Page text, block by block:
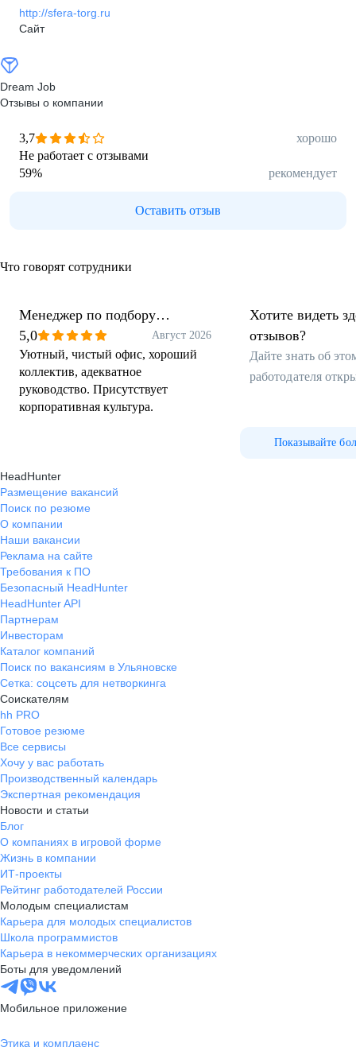
http://sfera-torg.ru
Сайт
Dream Job
Отзывы о компании
3,7
хорошо
Не работает с отзывами
59% рекомендует
Оставить отзыв
Что говорят сотрудники
Менеджер по подбору
персонала
5,0 Август 2026
Уютный, чистый офис, хороший
коллектив, адекватное
руководство. Присутствует
корпоративная культура.
Хотите видеть
отзывов?
Дайте знать об
работодателя
Показывайте
HeadHunter
Размещение вакансий
Поиск по резюме
О компании
Наши вакансии
Реклама на сайте
Требования к ПО
Безопасный HeadHunter
HeadHunter API
Партнерам
Инвесторам
Каталог компаний
Поиск по вакансиям в Ульяновске
Сетка: соцсеть для нетворкинга
Соискателям
hh PRO
Готовое резюме
Все сервисы
Хочу у вас работать
Производственный календарь
Экспертная рекомендация
Новости и статьи
Блог
О компаниях в игровой форме
Жизнь в компании
ИТ-проекты
Рейтинг работодателей России
Молодым специалистам
Карьера для молодых специалистов
Школа программистов
Карьера в некоммерческих организациях
Боты для уведомлений
Мобильное приложение
Этика и комплаенс